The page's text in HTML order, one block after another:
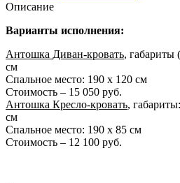
Описание
Варианты исполнения:
Антошка Диван-кровать,
см
Спальное место: 190 х 120 см
Стоимость – 15 050 руб.
Антошка Кресло-кровать,
см
Спальное место: 190 х 85 см
Стоимость – 12 100 руб.